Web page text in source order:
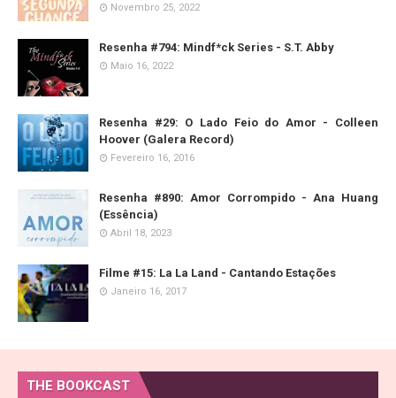
Novembro 25, 2022
Resenha #794: Mindf*ck Series - S.T. Abby
Maio 16, 2022
Resenha #29: O Lado Feio do Amor - Colleen
Hoover (Galera Record)
Fevereiro 16, 2016
Resenha #890: Amor Corrompido - Ana Huang
(Essência)
Abril 18, 2023
Filme #15: La La Land - Cantando Estações
Janeiro 16, 2017
THE BOOKCAST